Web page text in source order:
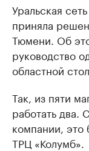
Уральская
приняла
Тюмени. Об
руководство
областной
Так, из пяти
работать два.
компании, это
ТРЦ «Колумб».